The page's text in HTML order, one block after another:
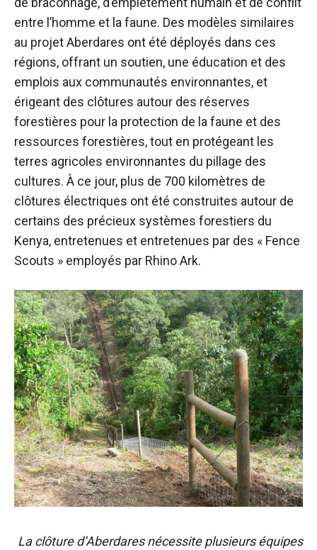
entre l’homme et la faune. Des modèles similaires
au projet Aberdares ont été déployés dans ces
régions, offrant un soutien, une éducation et des
emplois aux communautés environnantes, et
érigeant des clôtures autour des réserves
forestières pour la protection de la faune et des
ressources forestières, tout en protégeant les
terres agricoles environnantes du pillage des
cultures. À ce jour, plus de 700 kilomètres de
clôtures électriques ont été construites autour de
certains des précieux systèmes forestiers du
Kenya, entretenues et entretenues par des « Fence
Scouts » employés par Rhino Ark.
La clôture d’Aberdares nécessite plusieurs équipes